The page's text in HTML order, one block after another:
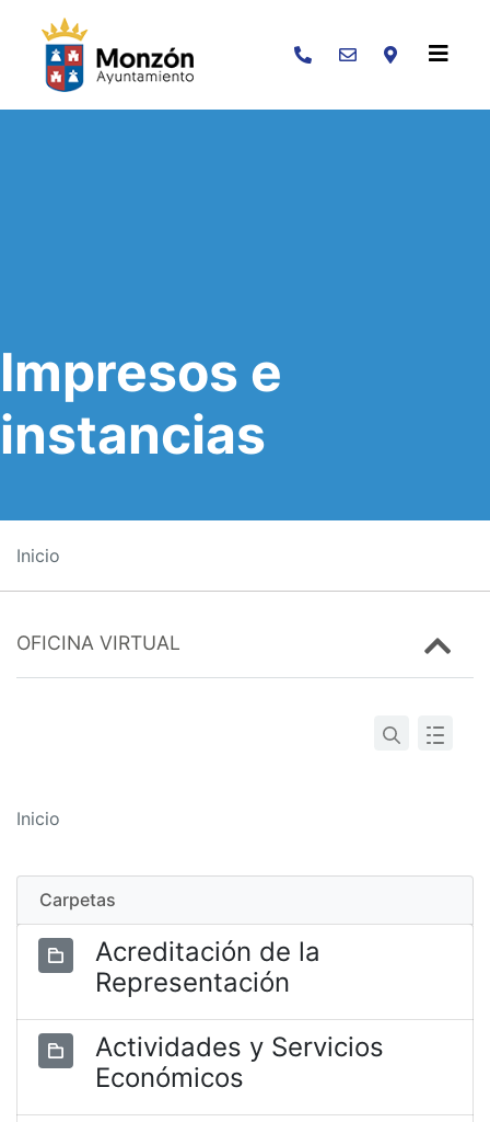
Buscar
Impresos e
instancias
Inicio
OFICINA VIRTUAL
Inicio
Carpetas
Acreditación de la
Representación
Actividades y Servicios
Económicos